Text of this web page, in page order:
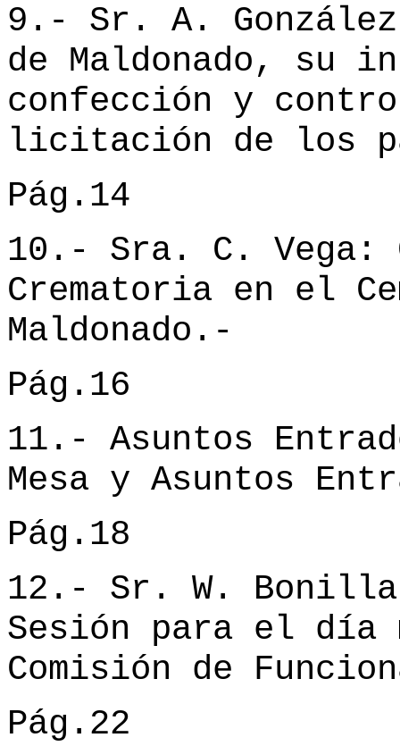
9.- Sr. A.
de Maldonado, su
confección y
licitación de los
Pág.14
10.- Sra. C. Vega:
Crematoria en el
Maldonado.-
Pág.16
11.- Asuntos
Mesa y Asuntos
Pág.18
12.- Sr. W.
Sesión para el día
Comisión de
Pág.22